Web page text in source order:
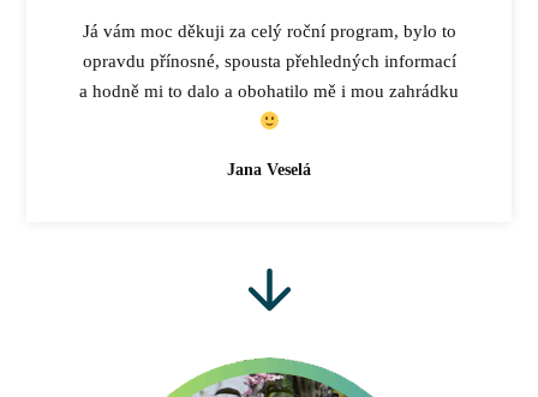
Já vám moc děkuji za celý roční program, bylo to
opravdu přínosné, spousta přehledných informací
a hodně mi to dalo a obohatilo mě i mou zahrádku
Jana Veselá